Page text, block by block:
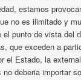
estamos
no es ilimitado y
el punto de vista del
que exceden a
el Estado, la
deberia importar